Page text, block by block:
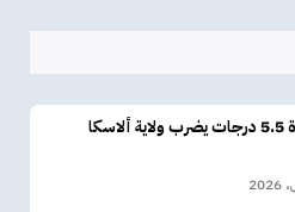
زلزال بقوة 5.5 درجات يضرب ولاية ألاسكا